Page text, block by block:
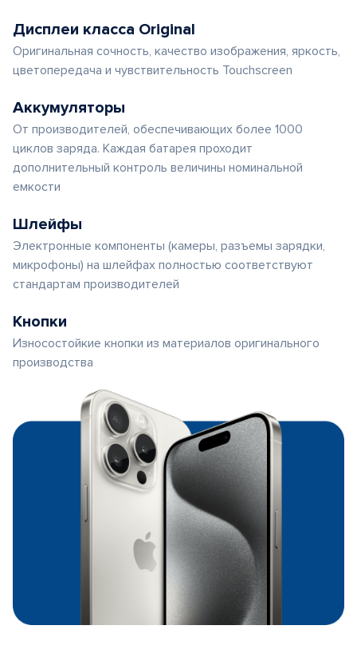
Дисплеи класса Original
Оригинальная сочность, качество изображения, яркость,
цветопередача и чувствительность Touchscreen
Аккумуляторы
От производителей, обеспечивающих более 1000
циклов заряда. Каждая батарея проходит
дополнительный контроль величины номинальной
емкости
Шлейфы
Электронные компоненты (камеры, разъемы зарядки,
микрофоны) на шлейфах полностью соответствуют
стандартам производителей
Кнопки
Износостойкие кнопки из материалов оригинального
производства